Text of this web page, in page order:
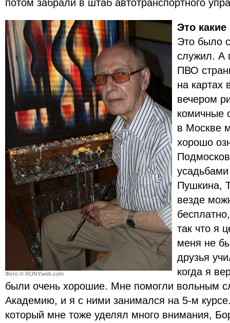
потом забрали в штаб автотранспортного
Фото © RUNYweb.com
Это
Это было
служил. А
ПВО
на картах
вечером
комичные
в Москве
хорошо
Пушкина,
везде
так что я
меня не
друзья
когда я
были очень хорошие. Мне помогли вольным
Академию, и я с ними занимался на 5-м
который мне тоже уделял много внимания,